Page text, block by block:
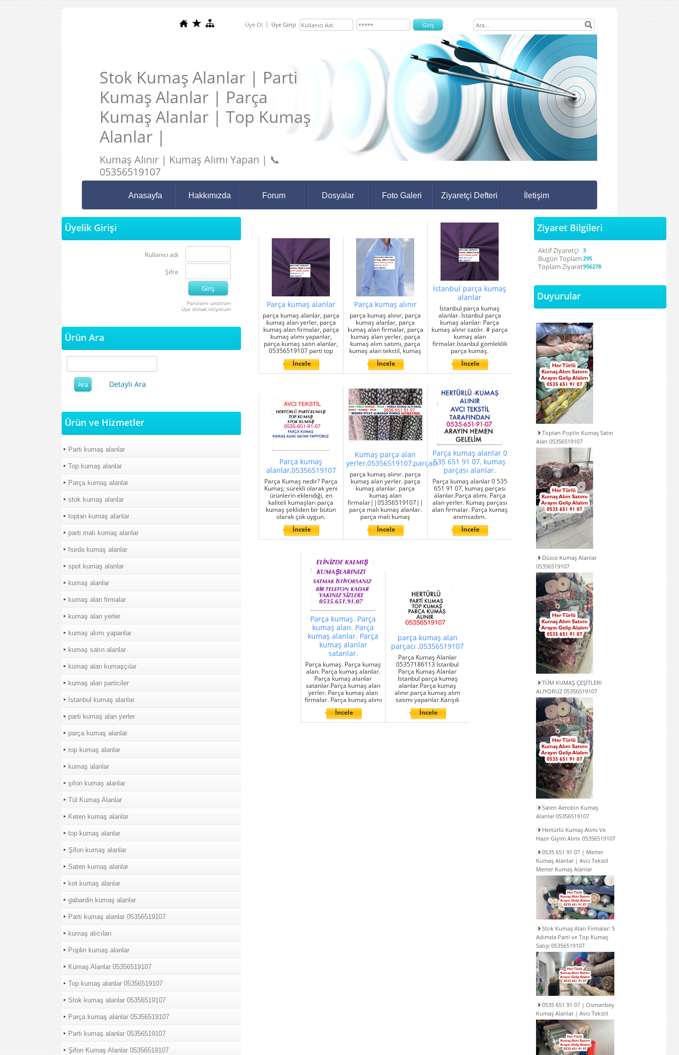
Üye Ol Üye Girişi
Stok Kumaş Alanlar | Parti
Kumaş Alanlar | Parça
Kumaş Alanlar | Top Kumaş
Alanlar |
Kumaş Alınır | Kumaş Alımı Yapan | 📞
05356519107
Anasayfa Hakkımızda Forum Dosyalar Foto Galeri Ziyaretçi Defteri İletişim
Üyelik Girişi
Kullanıcı adı
Şifre
Parolamı unuttum
Üye olmak istiyorum
Ürün Ara
Detaylı Ara
Ürün ve Hizmetler
Parti kumaş alanlar
Top kumaş alanlar
Parça kumaş alanlar
stok kumaş alanlar
toptan kumaş alanlar
parti malı kumaş alanlar
hurda kumaş alanlar
spot kumaş alanlar
kumaş alanlar
kumaş alan firmalar
kumaş alan yerler
kumaş alımı yapanlar
kumaş satın alanlar
kumaş alan kumaşçılar
kumaş alan particiler
İstanbul kumaş alanlar
parti kumaş alan yerler
parça kumaş alanlar
top kumaş alanlar
kumaş alanlar
şifon kumaş alanlar
Tül Kumaş Alanlar
Keten kumaş alanlar
top kumaş alanlar
Şifon kumaş alanlar
Saten kumaş alanlar
kot kumaş alanlar
gabardin kumaş alanlar
Parti kumaş alanlar 05356519107
kumaş alıcıları
Poplin kumaş alanlar
Kumaş Alanlar 05356519107
Top kumaş alanlar 05356519107
Stok kumaş alanlar 05356519107
Parça kumaş alanlar 05356519107
Parti kumaş alanlar 05356519107
Şifon Kumaş Alanlar 05356519107
Parça kumaş alanlar
parça kumaş alanlar, parça
kumaş alan yerler, parça
kumaş alan firmalar, parça
kumaş alımı yapanlar,
parça kumaş satın alanlar,
05356519107 parti top
İncele
Parça kumaş alınır
parça kumaş alınır, parça
kumaş alanlar, parça
kumaş alan firmalar, parça
kumaş alan yerler, parça
kumaş alım satımı, parça
kumaş alan tekstil, kumaş
İncele
İstanbul parça kumaş
alanlar
İstanbul parça kumaş
alanlar. İstanbul parça
kumaş alanlar: Parça
kumaş alınır satılır. # parça
kumaş alan
firmalar.İstanbul gömleklik
parça kumaş.
İncele
Parça kumaş
alanlar,05356519107
Parça Kumaş nedir? Parça
Kumaş; sürekli olarak yeni
ürünlerin eklendiği, en
kaliteli kumaşları parça
kumaş şekliden bir bütün
olarak çok uygun.
İncele
Kumaş parça alan
yerler,05356519107,parçacı
parça kumaş alınır. parça
kumaş alan yerler. parça
kumaş alanlar. parça
kumaş alan
firmalar||05356519107||
parça malı kumaş alanlar.
parça malı kumaş
İncele
Parça kumaş alanlar 0
535 651 91 07, kumaş
parçası alanlar.
Parça kumaş alanlar 0 535
651 91 07, kumaş parçası
alanlar.Parça alımı. Parça
alan yerler. Kumaş parçası
alan firmalar. Parça kumaş
anımsadım.
İncele
Parça kumaş. Parça
kumaş alan. Parça
kumaş alanlar. Parça
kumaş alanlar
satanlar.
Parça kumaş. Parça kumaş
alan. Parça kumaş alanlar.
Parça kumaş alanlar
satanlar.Parça kumaş alan
yerler. Parça kumaş alan
firmalar. Parça kumaş alımı
İncele
parça kumaş alan
parçacı ,05356519107
Parça Kumaş Alanlar
05357186113 İstanbul
Parça Kumaş Alanlar
İstanbul parça kumaş
alanlar.Parça kumaş
alınır.parça kumaş alım
satımı yapanlar.Karışık
İncele
Ziyaret Bilgileri
Aktif Ziyaretçi 3
Bugün Toplam 295
Toplam Ziyaret956278
Duyurular
Toptan Poplin Kumaş Satın
Alan 05356519107
Düzce Kumaş Alanlar
05356519107
TÜM KUMAŞ ÇEŞİTLERİ
ALIYORUZ 05356519107
Saten Aerobin Kumaş
Alanlar 05356519107
Hertürlü Kumaş Alımı Ve
Hazır Giyim Alımı 05356519107
0535 651 91 07 | Merter
Kumaş Alanlar | Avcı Tekstil
Merter Kumaş Alanlar
Stok Kumaş Alan Firmalar: 5
Adımda Parti ve Top Kumaş
Satışı 05356519107
0535 651 91 07 | Osmanbey
Kumaş Alanlar | Avcı Tekstil